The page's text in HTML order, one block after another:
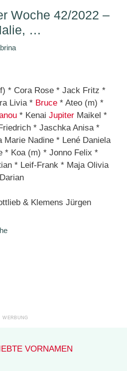
Woche 42/2022 –
…
* Cora Rose * Jack Fritz *
Livia * Bruce * Ateo (m) *
* Kenai Jupiter Maikel *
* Jaschka Anisa *
Marie Nadine * Lené Daniela
* Koa (m) * Jonno Felix *
* Leif-Frank * Maja Olivia
& Klemens Jürgen
VORNAMEN